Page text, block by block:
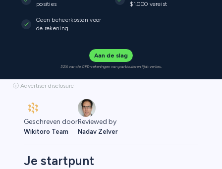
posities
$1.000 vereist
Geen beheerkosten voor
de rekening
Aan de slag
52% van de CFD-rekeningen van particulieren lijdt verlies.
ⓘ Advertiser disclosure
Geschreven door
Wikitoro Team
Reviewed by
Nadav Zelver
Je startpunt